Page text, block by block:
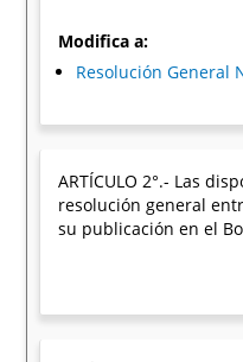
Modifica a:
Resolución General
ARTÍCULO 2°.- Las
resolución general
su publicación en el